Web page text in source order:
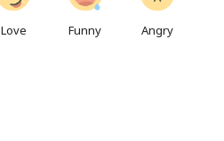
Love Funny Angry